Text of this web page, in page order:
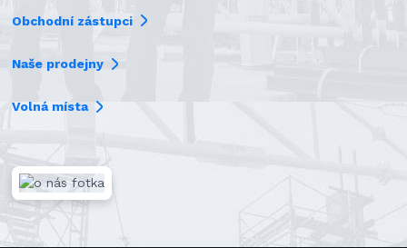
Obchodní zástupci
Naše prodejny
Volná místa